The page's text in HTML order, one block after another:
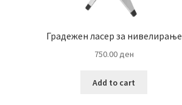
Градежен ласер за нивелирање
750.00ден
Add to cart